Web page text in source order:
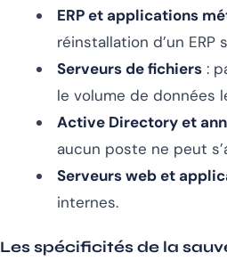
ERP et applications
réinstallation d’un
Serveurs de fichiers:
le volume de données
Active Directory et
aucun poste ne peut
Serveurs web et
internes.
Les spécificités de la